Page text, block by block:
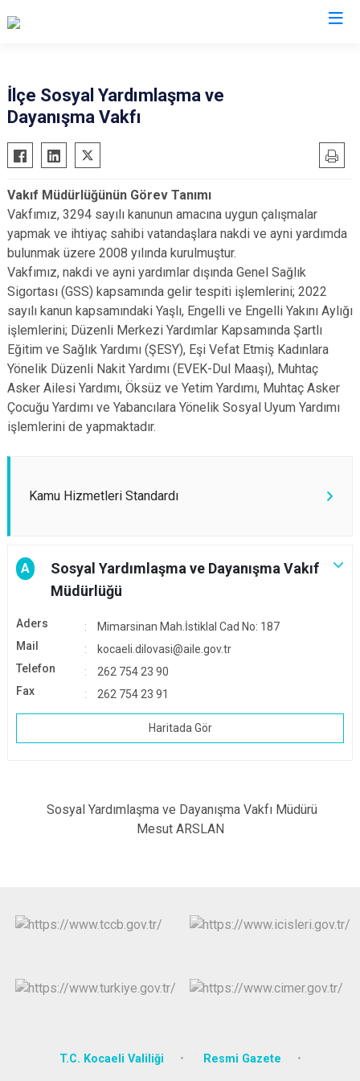
Gebze
Gölcük
Karamürsel
Derince
Dilovası
İzmit
Kartepe
İlçe Sosyal Yardımlaşma ve
Dayanışma Vakfı
Vakıf Müdürlüğünün Görev Tanımı
Vakfımız, 3294 sayılı kanunun amacına uygun çalışmalar
yapmak ve ihtiyaç sahibi vatandaşlara nakdi ve ayni yardımda
bulunmak üzere 2008 yılında kurulmuştur.
Vakfımız, nakdi ve ayni yardımlar dışında Genel Sağlık
Sigortası (GSS) kapsamında gelir tespiti işlemlerini; 2022
sayılı kanun kapsamındaki Yaşlı, Engelli ve Engelli Yakını Aylığı
işlemlerini; Düzenli Merkezi Yardımlar Kapsamında Şartlı
Eğitim ve Sağlık Yardımı (ŞESY), Eşi Vefat Etmiş Kadınlara
Yönelik Düzenli Nakit Yardımı (EVEK-Dul Maaşı), Muhtaç
Asker Ailesi Yardımı, Öksüz ve Yetim Yardımı, Muhtaç Asker
Çocuğu Yardımı ve Yabancılara Yönelik Sosyal Uyum Yardımı
işlemlerini de yapmaktadır.
Kamu Hizmetleri Standardı
A
Sosyal Yardımlaşma ve Dayanışma Vakıf
Müdürlüğü
Aders
Mimarsinan Mah.İstiklal Cad No: 187
Mail
kocaeli.dilovasi@aile.gov.tr
Telefon
262 754 23 90
Fax
262 754 23 91
Haritada Gör
Sosyal Yardımlaşma ve Dayanışma Vakfı Müdürü
Mesut ARSLAN
T.C. Kocaeli Valiliği Resmi Gazete